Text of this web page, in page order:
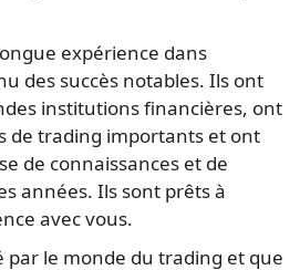
expérience dans
des succès notables. Ils ont
institutions financières, ont
de trading importants et ont
de connaissances et de
années. Ils sont prêts à
avec vous.
par le monde du trading et que